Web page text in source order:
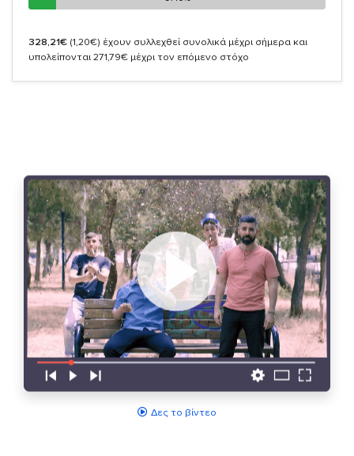
328,21€ (1,20€) έχουν συλλεχθεί συνολικά μέχρι σήμερα και
υπολείπονται 271,79€ μέχρι τον επόμενο στόχο
Δες το βίντεο